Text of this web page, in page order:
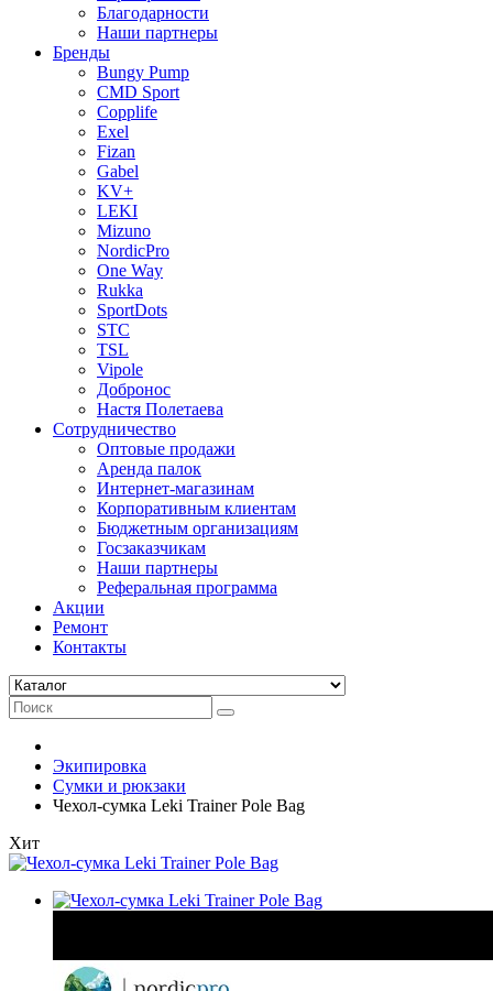
Благодарности
Наши партнеры
Бренды
Bungy Pump
CMD Sport
Copplife
Exel
Fizan
Gabel
KV+
LEKI
Mizuno
NordicPro
One Way
Rukka
SportDots
STC
TSL
Vipole
Добронос
Настя Полетаева
Сотрудничество
Оптовые продажи
Аренда палок
Интернет-магазинам
Корпоративным клиентам
Бюджетным организациям
Госзаказчикам
Наши партнеры
Реферальная программа
Акции
Ремонт
Контакты
Экипировка
Сумки и рюкзаки
Чехол-сумка Leki Trainer Pole Bag
Хит